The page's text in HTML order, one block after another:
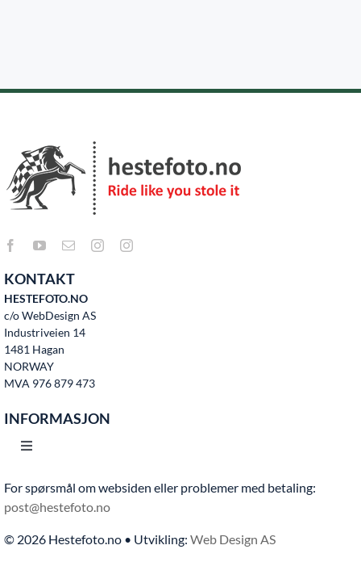
KONTAKT
HESTEFOTO.NO
c/o WebDesign AS
Industriveien 14
1481 Hagan
NORWAY
MVA 976 879 473
INFORMASJON
Toggle
Hjem
Bruksvilkår
For spørsmål om websiden eller problemer med betaling:
post@hestefoto.no
© 2026 Hestefoto.no • Utvikling: Web Design AS